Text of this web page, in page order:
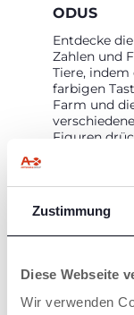
Zustimmung
Diese Webseite
Wir verwenden
ODUS
Entdecke
Zahlen und
Tiere, indem
farbigen
Farm und
Figuren
QUIZ-